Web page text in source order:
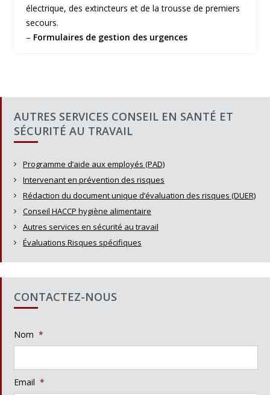
électrique, des extincteurs et de la trousse de premiers
secours.
– Formulaires de gestion des urgences
AUTRES SERVICES CONSEIL EN SANTÉ ET
SÉCURITÉ AU TRAVAIL
Programme d’aide aux employés (PAD)
Intervenant en prévention des risques
Rédaction du document unique d’évaluation des risques (DUER)
Conseil HACCP hygiène alimentaire
Autres services en sécurité au travail
Évaluations Risques spécifiques
CONTACTEZ-NOUS
Nom *
Email *